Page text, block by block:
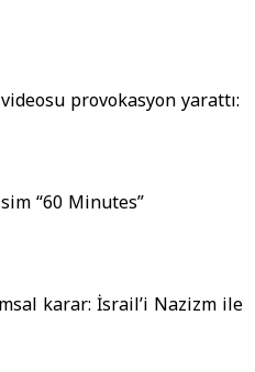
provokasyon yarattı:
“60 Minutes”
karar: İsrail’i Nazizm ile